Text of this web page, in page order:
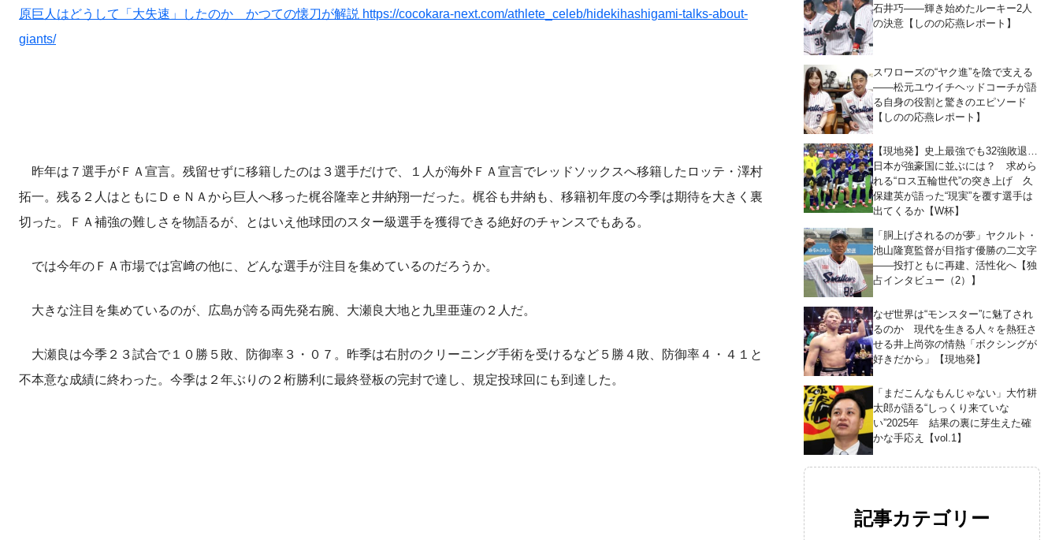
原巨人はどうして「大失速」したのか かつての懐刀が解説 https://cocokara-next.com/athlete_celeb/hidekihashigami-talks-about-
giants/
昨年は７選手がＦＡ宣言。残留せずに移籍したのは３選手だけで、１人が海外ＦＡ宣言でレッドソックスへ移籍したロッテ・澤村
拓一。残る２人はともにＤｅＮＡから巨人へ移った梶谷隆幸と井納翔一だった。梶谷も井納も、移籍初年度の今季は期待を大きく裏
切った。ＦＡ補強の難しさを物語るが、とはいえ他球団のスター級選手を獲得できる絶好のチャンスでもある。
では今年のＦＡ市場では宮﨑の他に、どんな選手が注目を集めているのだろうか。
大きな注目を集めているのが、広島が誇る両先発右腕、大瀬良大地と九里亜蓮の２人だ。
大瀬良は今季２３試合で１０勝５敗、防御率３・０７。昨季は右肘のクリーニング手術を受けるなど５勝４敗、防御率４・４１と
不本意な成績に終わった。今季は２年ぶりの２桁勝利に最終登板の完封で達し、規定投球回にも到達した。
石井巧――輝き始めたルーキー2人
の決意【しのの応燕レポート】
スワローズの“ヤク進”を陰で支える
――松元ユウイチヘッドコーチが語
る自身の役割と驚きのエピソード
【しのの応燕レポート】
【現地発】史上最強でも32強敗退…
日本が強豪国に並ぶには？ 求めら
れる“ロス五輪世代”の突き上げ 久
保建英が語った“現実”を覆す選手は
出てくるか【W杯】
「胴上げされるのが夢」ヤクルト・
池山隆寛監督が目指す優勝の二文字
――投打ともに再建、活性化へ【独
占インタビュー（2）】
なぜ世界は“モンスター”に魅了され
るのか 現代を生きる人々を熱狂さ
せる井上尚弥の情熱「ボクシングが
好きだから」【現地発】
「まだこんなもんじゃない」大竹耕
太郎が語る“しっくり来ていな
い”2025年 結果の裏に芽生えた確
かな手応え【vol.1】
記事カテゴリー